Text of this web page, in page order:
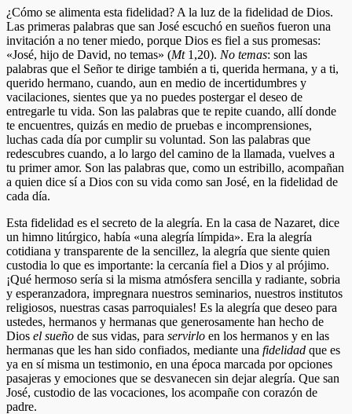
¿Cómo se alimenta esta fidelidad? A la luz de la fidelidad de Dios.
Las primeras palabras que san José escuchó en sueños fueron una
invitación a no tener miedo, porque Dios es fiel a sus promesas:
«José, hijo de David, no temas» (Mt1,20). No temas: son las
palabras que el Señor te dirige también a ti, querida hermana, y a ti,
querido hermano, cuando, aun en medio de incertidumbres y
vacilaciones, sientes que ya no puedes postergar el deseo de
entregarle tu vida. Son las palabras que te repite cuando, allí donde
te encuentres, quizás en medio de pruebas e incomprensiones,
luchas cada día por cumplir su voluntad. Son las palabras que
redescubres cuando, a lo largo del camino de la llamada, vuelves a
tu primer amor. Son las palabras que, como un estribillo, acompañan
a quien dice sí a Dios con su vida como san José, en la fidelidad de
cada día.
Esta fidelidad es el secreto de la alegría. En la casa de Nazaret, dice
un himno litúrgico, había «una alegría límpida». Era la alegría
cotidiana y transparente de la sencillez, la alegría que siente quien
custodia lo que es importante: la cercanía fiel a Dios y al prójimo.
¡Qué hermoso sería si la misma atmósfera sencilla y radiante, sobria
y esperanzadora, impregnara nuestros seminarios, nuestros institutos
religiosos, nuestras casas parroquiales! Es la alegría que deseo para
ustedes, hermanos y hermanas que generosamente han hecho de
Dios el sueño de sus vidas, para servirlo en los hermanos y en las
hermanas que les han sido confiados, mediante una fidelidad que es
ya en sí misma un testimonio, en una época marcada por opciones
pasajeras y emociones que se desvanecen sin dejar alegría. Que san
José, custodio de las vocaciones, los acompañe con corazón de
padre.